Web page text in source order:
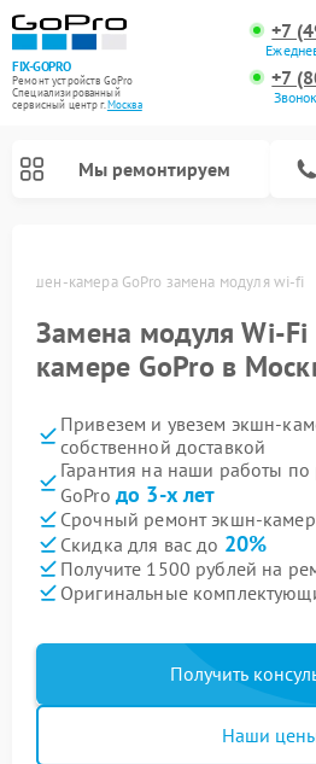
FIX-GOPRO
Ремонт устройств GoPro
Специализированный
cервисный центр г.Москва
+7
+7
Мы ремонтируем
Экшен-камера GoPro замена модуля wi-fi
Замена модуля Wi-
камере GoPro в
Привезем и увезем экшн-
собственной доставкой
Гарантия на наши работы
GoPro до 3-х лет
Срочный ремонт экшн-камер
Скидка для вас до 20%
Получите 1500 рублей на
Оригинальные
Получить
Наши